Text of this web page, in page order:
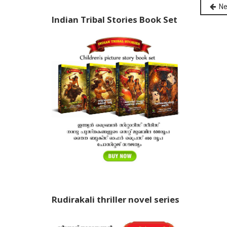
Indian Tribal Stories Book Set
Rudirakali thriller novel series